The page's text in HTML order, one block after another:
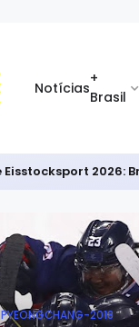
Notícias
+
Brasil
PYEONGCHANG-2018